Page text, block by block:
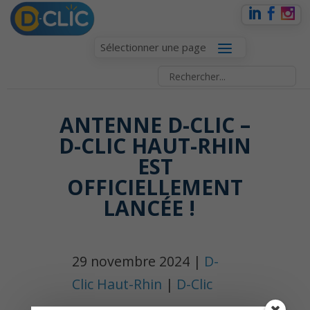
Sélectionner une page
ANTENNE D-CLIC –
D-CLIC HAUT-RHIN
EST
OFFICIELLEMENT
LANCÉE !
29 novembre 2024 | D-
Clic Haut-Rhin | D-Clic